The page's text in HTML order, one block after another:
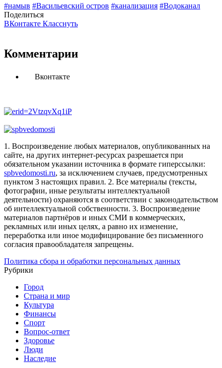
#намыв #Васильевский остров #канализация #Водоканал
Поделиться
ВКонтакте Класснуть
Комментарии
Вконтакте
1. Воспроизведение любых материалов, опубликованных на
сайте, на других интернет-ресурсах разрешается при
обязательном указании источника в формате гиперссылки:
spbvedomosti.ru, за исключением случаев, предусмотренных
пунктом 3 настоящих правил. 2. Все материалы (тексты,
фотографии, иные результаты интеллектуальной
деятельности) охраняются в соответствии с законодательством
об интеллектуальной собственности. 3. Воспроизведение
материалов партнёров и иных СМИ в коммерческих,
рекламных или иных целях, а равно их изменение,
переработка или иное модифицирование без письменного
согласия правообладателя запрещены.
Политика сбора и обработки персональных данных
Рубрики
Город
Страна и мир
Культура
Финансы
Спорт
Вопрос-ответ
Здоровье
Люди
Наследие